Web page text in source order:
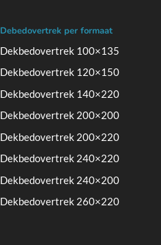
Debedovertrek per formaat
Dekbedovertrek 100×135
Dekbedovertrek 120×150
Dekbedovertrek 140×220
Dekbedovertrek 200×200
Dekbedovertrek 200×220
Dekbedovertrek 240×220
Dekbedovertrek 240×200
Dekbedovertrek 260×220